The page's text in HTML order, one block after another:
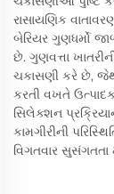
રાસાયણિક
બેરિયર ગુણધર્મો
છે. ગુણવત્તા
ચકાસણી કરે છે,
કરતી વખતે
સિલેક્શન
કામગીરીની
વિગતવાર સુસંગતતા